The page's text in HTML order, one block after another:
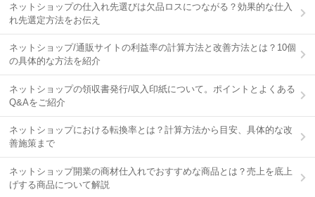
ネットショップの仕入れ先選びは欠品ロスにつながる？効果的な仕入
れ先選定方法をお伝え
ネットショップ/通販サイトの利益率の計算方法と改善方法とは？10個
の具体的な方法を紹介
ネットショップの領収書発行/収入印紙について。ポイントとよくある
Q&Aをご紹介
ネットショップにおける転換率とは？計算方法から目安、具体的な改
善施策まで
ネットショップ開業の商材仕入れでおすすめな商品とは？売上を底上
げする商品について解説